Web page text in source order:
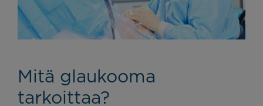
Mitä glaukooma
tarkoittaa?